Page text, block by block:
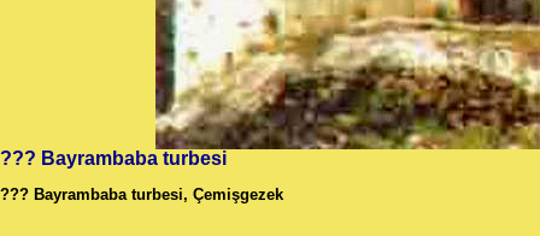
??? Bayrambaba turbesi
??? Bayrambaba turbesi, Çemişgezek